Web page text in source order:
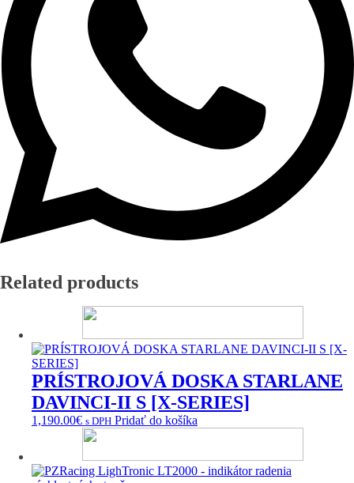
Related products
PRÍSTROJOVÁ DOSKA STARLANE
DAVINCI-II S [X-SERIES]
1,190.00€ s DPH Pridať do košíka